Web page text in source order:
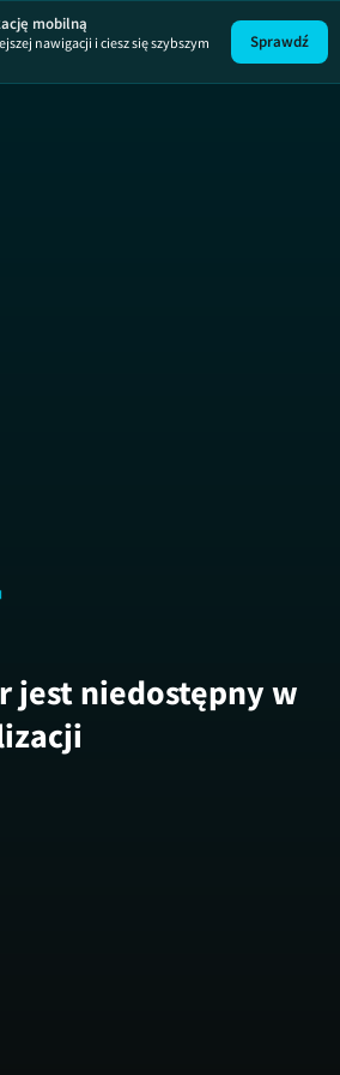
40 kontra 20
mobilną
nawigacji i ciesz się szybszym
Sprawdź
jest niedostępny w